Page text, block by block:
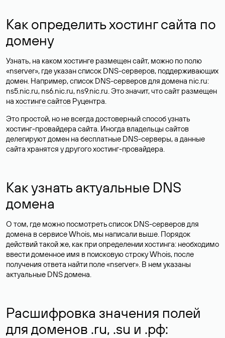
Как определить хостинг сайта по
домену
Узнать, на каком хостинге размещен сайт, можно по полю
«nserver», где указан список DNS-серверов, поддерживающих
домен. Например, список DNS-серверов для домена nic.ru:
ns5.nic.ru, ns6.nic.ru, ns9.nic.ru. Это значит, что сайт размещен
на хостинге сайтов Руцентра.
Это простой, но не всегда достоверный способ узнать
хостинг-провайдера сайта. Иногда владельцы сайтов
делегируют домен на бесплатные DNS-серверы, а данные
сайта хранятся у другого хостинг-провайдера.
Как узнать актуальные DNS
домена
О том, где можно посмотреть список DNS-серверов для
домена в сервисе Whois, мы написали выше. Порядок
действий такой же, как при определении хостинга: необходимо
ввести доменное имя в поисковую строку Whois, после
получения ответа найти поле «nserver». В нем указаны
актуальные DNS домена.
Расшифровка значения полей
для доменов .ru, .su и .рф: